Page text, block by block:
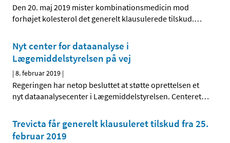
Den 20. maj 2019 mister kombinationsmedicin mod
forhøjet kolesterol det generelt klausulerede tilskud.…
Nyt center for dataanalyse i
Lægemiddelstyrelsen på vej
|8. februar 2019 |
Regeringen har netop besluttet at støtte oprettelsen et
nyt dataanalysecenter i Lægemiddelstyrelsen. Centeret…
Trevicta får generelt klausuleret tilskud fra 25.
februar 2019